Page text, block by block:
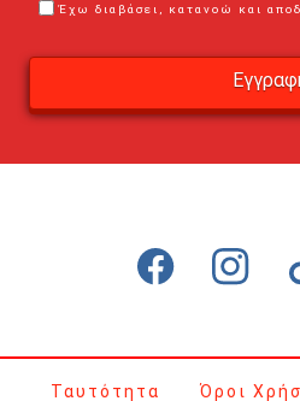
Έχω διαβάσει, κατανοώ και
Ταυτότητα Όροι